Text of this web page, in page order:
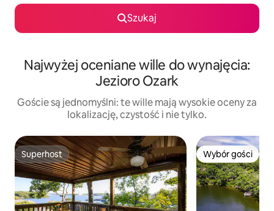
Szukaj
Najwyżej oceniane wille do wynajęcia:
Jezioro Ozark
Goście są jednomyślni: te wille mają wysokie oceny za
lokalizację, czystość i nie tylko.
Superhost
Superhost Wybór gości
Wybór gości